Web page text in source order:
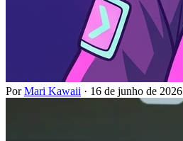
PorMari Kawaii · 16 de junho de 2026